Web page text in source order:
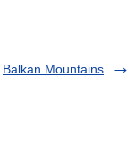
Balkan Mountains